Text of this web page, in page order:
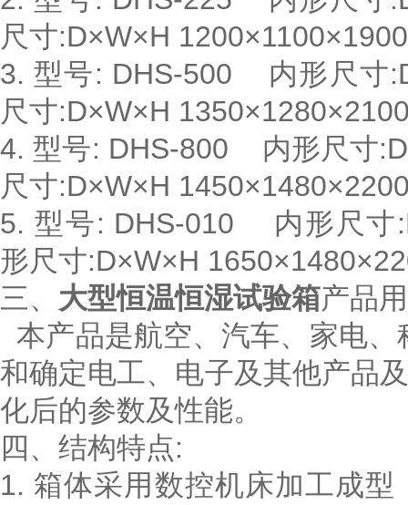
尺寸:D×W×H
3. 型号: DHS-500 内形尺寸
尺寸:D×W×H
4. 型号: DHS-800 内形尺寸
尺寸:D×W×H
5. 型号: DHS-010 内形尺寸
形尺寸:D×W×H
三、 大型恒温恒湿试验箱产品
本产品是航空、汽车、家电
和确定电工、电子及其他产品
化后的参数及性能。
四、结构特点:
1. 箱体采用数控机床加工成